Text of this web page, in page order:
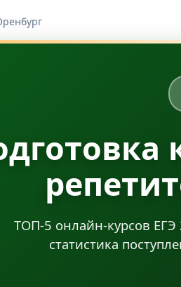
ТОП-5 онлайн-курсов ЕГЭ
статистика